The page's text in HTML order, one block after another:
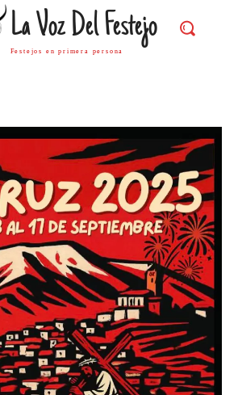
La Voz Del Festejo
Festejos en primera persona